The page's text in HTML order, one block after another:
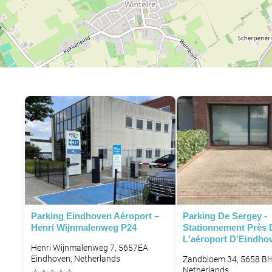
Parking Eindhoven Aéroport –
Henri Wijnmalenweg P24
Henri Wijnmalenweg 7, 5657EA
Eindhoven, Netherlands
Parking De Sergey -
Stationnement Près
L'aéroport
Zandbloem 34, 5658